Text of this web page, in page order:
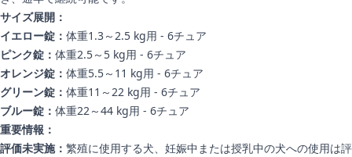
サイズ展開：
イエロー錠： 体重1.3～2.5 kg用 - 6チュア
ピンク錠： 体重2.5～5 kg用 - 6チュア
オレンジ錠： 体重5.5～11 kg用 - 6チュア
グリーン錠： 体重11～22 kg用 - 6チュア
ブルー錠： 体重22～44 kg用 - 6チュア
重要情報：
評価未実施： 繁殖に使用する犬、妊娠中または授乳中の犬への使用は評